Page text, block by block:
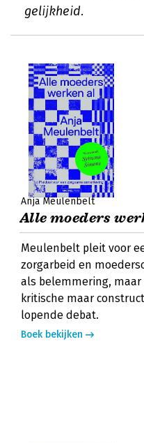
gelijkheid.
Anja Meulenbelt
Alle moeders
Meulenbelt pleit voor
zorgarbeid en
als belemmering,
kritische maar
lopende debat.
Boek bekijken